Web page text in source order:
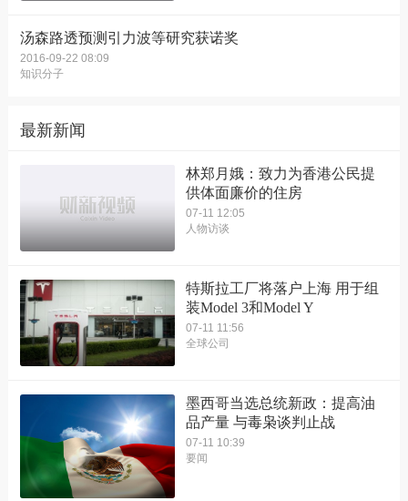
汤森路透预测引力波等研究获诺奖
2016-09-22 08:09
知识分子
最新新闻
林郑月娥：致力为香港公民提
供体面廉价的住房
07-11 12:05
人物访谈
特斯拉工厂将落户上海 用于组
装Model 3和Model Y
07-11 11:56
全球公司
墨西哥当选总统新政：提高油
品产量 与毒枭谈判止战
07-11 10:39
要闻